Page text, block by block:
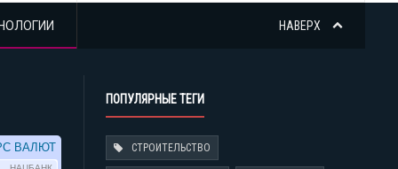
НАВЕРХ
ПОПУЛЯРНЫЕ ТЕГИ
СТРОИТЕЛЬСТВО